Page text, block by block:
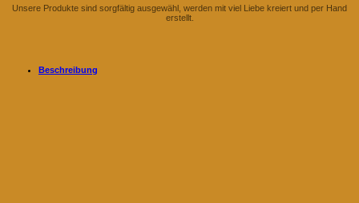
Unsere Produkte sind sorgfältig ausgewähl, werden mit viel Liebe kreiert und per Hand
erstellt.
Beschreibung